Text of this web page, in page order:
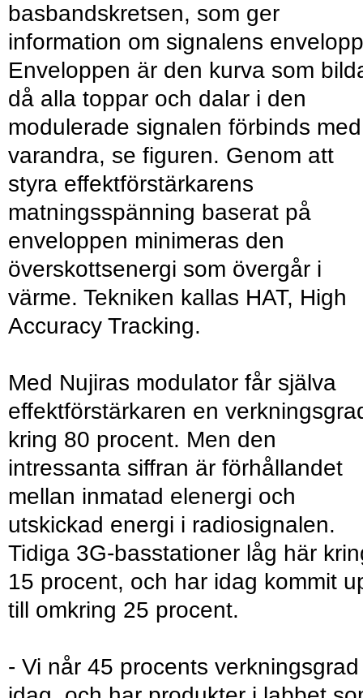
basbandskretsen, som ger
information om signalens
Enveloppen är den kurva som
då alla toppar och dalar i den
modulerade signalen förbinds med
varandra, se figuren. Genom att
styra effektförstärkarens
matningsspänning baserat på
enveloppen minimeras den
överskottsenergi som övergår i
värme. Tekniken kallas HAT, High
Accuracy Tracking.
Med Nujiras modulator får själva
effektförstärkaren en
kring 80 procent. Men den
intressanta siffran är förhållandet
mellan inmatad elenergi och
utskickad energi i radiosignalen.
Tidiga 3G-basstationer låg här
15 procent, och har idag kommit
till omkring 25 procent.
- Vi når 45 procents verkningsgrad